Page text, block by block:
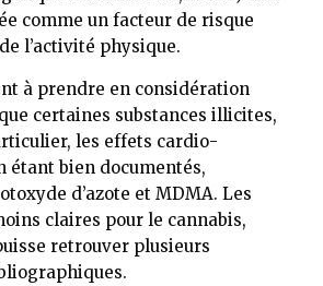
comme un facteur de risque
l’activité physique.
à prendre en considération
certaines substances illicites,
les effets cardio-
étant bien documentés,
d’azote et MDMA. Les
claires pour le cannabis,
retrouver plusieurs